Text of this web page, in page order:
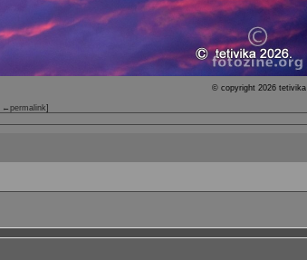
© copyright 2026 tetivika
←permalink]